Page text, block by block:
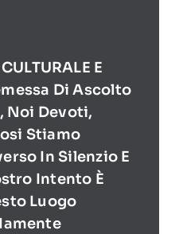
E
Di Ascolto
Noi Devoti,
Stiamo
In Silenzio E
Intento È
Luogo